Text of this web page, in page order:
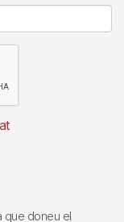
que doneu el